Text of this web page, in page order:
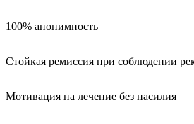
100% анонимность
Стойкая ремиссия при соблюдении
Мотивация на лечение без насилия